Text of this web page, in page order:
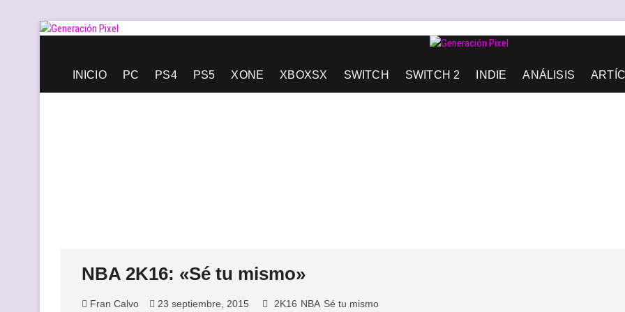
Saltar
Generación Pixel
INICIO PC PS4 PS5 XONE XBOXSX SWITCH SWITCH 2 INDIE ANÁLISIS
NBA 2K16: «Sé tu mismo»
Fran Calvo 23 septiembre, 2015 2K16 NBA Sé tu mismo